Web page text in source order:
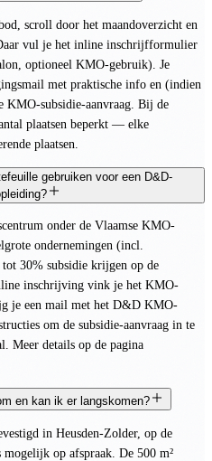
scroll door het maandoverzicht en
vul je het inline inschrijfformulier
optioneel KMO-gebruik). Je
met praktische info en (indien
KMO-subsidie-aanvraag. Bij de
plaatsen beperkt — elke
plaatsen.
gebruiken voor een D&D-
onder de Vlaamse KMO-
ondernemingen (incl.
30% subsidie krijgen op de
inschrijving vink je het KMO-
je een mail met het D&D KMO-
om de subsidie-aanvraag in te
Meer details op de pagina
en kan ik er langskomen?
in Heusden-Zolder, op de
op afspraak. De 500 m²